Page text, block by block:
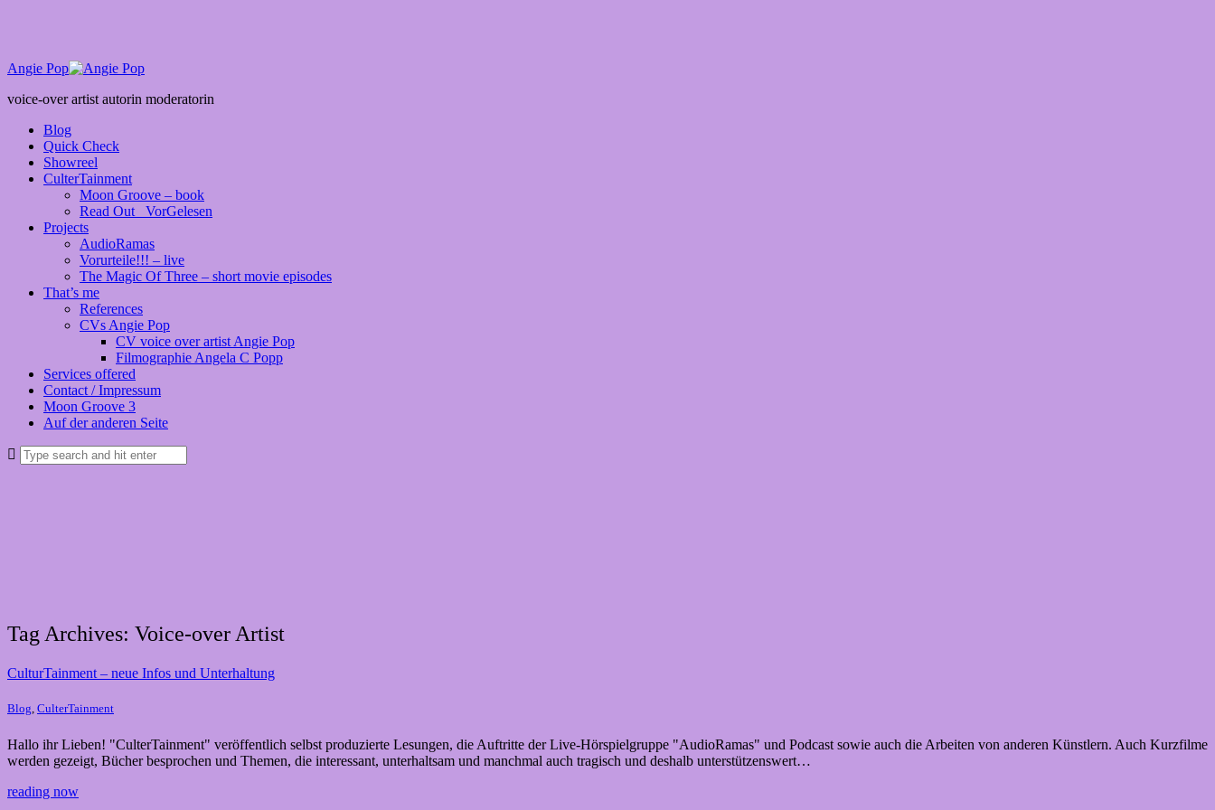
Angie Pop
voice-over artist autorin moderatorin
Blog
Quick Check
Showreel
CulterTainment
Moon Groove – book
Read Out _VorGelesen
Projects
AudioRamas
Vorurteile!!! – live
The Magic Of Three – short movie episodes
That’s me
References
CVs Angie Pop
CV voice over artist Angie Pop
Filmographie Angela C Popp
Services offered
Contact / Impressum
Moon Groove 3
Auf der anderen Seite
Tag Archives: Voice-over Artist
CulturTainment – neue Infos und Unterhaltung
Blog, CulterTainment
Hallo ihr Lieben! "CulterTainment" veröffentlich selbst produzierte Lesungen, die Auftritte der Live-Hörspielgruppe "AudioRamas" und Podcast sowie auch die Arbeiten von anderen Künstlern. Auch Kurzfilme
werden gezeigt, Bücher besprochen und Themen, die interessant, unterhaltsam und manchmal auch tragisch und deshalb unterstützenswert…
reading now